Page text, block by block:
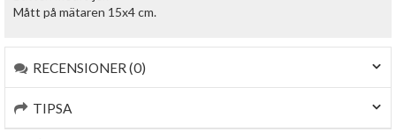
Mått på mätaren 15x4 cm.
RECENSIONER (0)
TIPSA